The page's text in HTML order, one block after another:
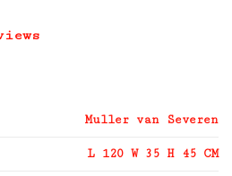
Muller van Severen
L 120 W 35 H 45 CM